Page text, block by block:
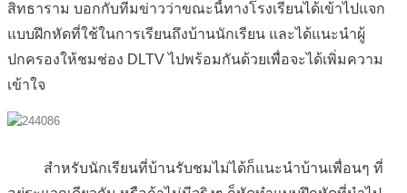
สิทธาราม บอกกับทีมข่าวว่าขณะนี้ทางโรงเรียนได้เข้าไปแจก
แบบฝึกหัดที่ใช้ในการเรียนถึงบ้านนักเรียน และได้แนะนำผู้
ปกครองให้ชมช่อง DLTV ไปพร้อมกันด้วยเพื่อจะได้เพิ่มความ
เข้าใจ
สำหรับนักเรียนที่บ้านรับชมไม่ได้ก็แนะนำบ้านเพื่อนๆ ที่